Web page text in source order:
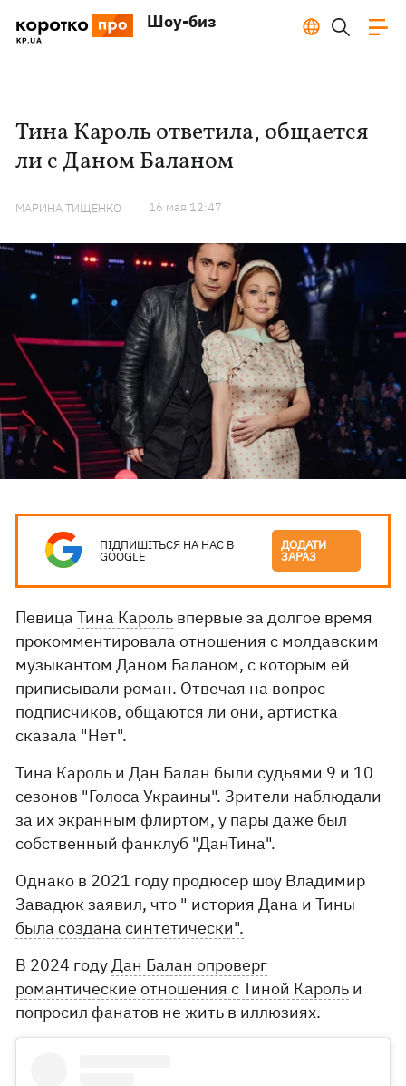
Шоу-биз
Тина Кароль ответила, общается
ли с Даном Баланом
МАРИНА ТИЩЕНКО 16 мая 12:47
ПІДПИШІТЬСЯ НА НАС В
GOOGLE
ДОДАТИ
ЗАРАЗ
ПевицаТина Кароль впервые за долгое время
прокомментировала отношения с молдавским
музыкантом Даном Баланом, с которым ей
приписывали роман. Отвечая на вопрос
подписчиков, общаются ли они, артистка
сказала "Нет".
Тина Кароль и Дан Балан были судьями 9 и 10
сезонов "Голоса Украины". Зрители наблюдали
за их экранным флиртом, у пары даже был
собственный фанклуб "ДанТина".
Однако в 2021 году продюсер шоу Владимир
Завадюк заявил, что " история Дана и Тины
была создана синтетически".
В 2024 годуДан Балан опроверг
романтические отношения с Тиной Кароль и
попросил фанатов не жить в иллюзиях.